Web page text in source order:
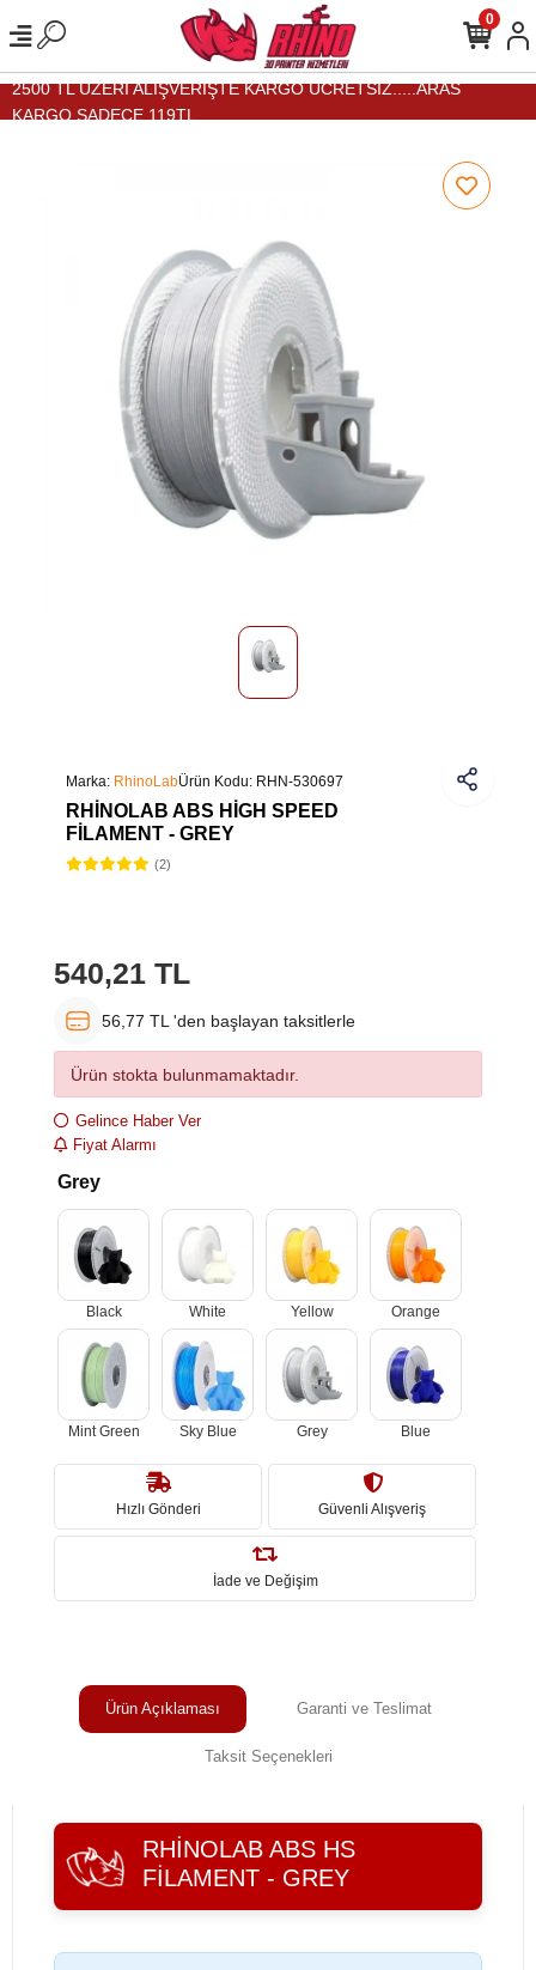
2500 TL ÜZERİ ALIŞVERİŞTE KARGO ÜCRETSİZ.....ARAS
KARGO SADECE 119TL...
0
Marka: RhinoLabÜrün Kodu: RHN-530697
RHINOLAB ABS HIGH SPEED
FILAMENT - GREY
(2)
540,21 TL
56,77 TL 'den başlayan taksitlerle
Ürün stokta bulunmamaktadır.
Gelince Haber Ver
Fiyat Alarmı
Grey
Black White Yellow Orange
Mint Green Sky Blue Grey Blue
Hızlı Gönderi Güvenli Alışveriş
İade ve Değişim
Ürün Açıklaması Garanti ve Teslimat
Taksit Seçenekleri
RHINOLAB ABS HS
FILAMENT - GREY